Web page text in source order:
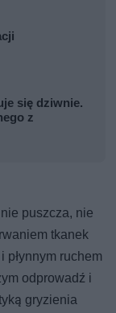
się dziwnie.
z
puszcza, nie
tkanek
płynnym ruchem
odprowadź i
gryzienia